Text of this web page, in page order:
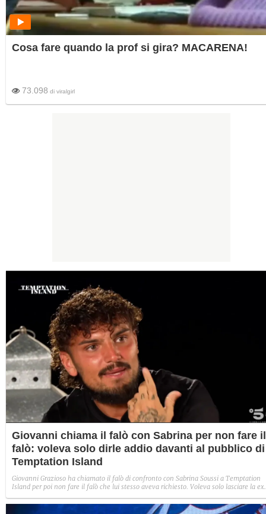
Cosa fare quando la prof si gira? MACARENA!
73.098 di viralgirl
Giovanni chiama il falò con Sabrina per non fare il
falò: voleva solo dirle addio davanti al pubblico di
Temptation Island
Giovanni Grazioso ha chiamato il falò di confronto con Sabrina Soussi a Temptation
Island per poi non fare il falò che lui stesso aveva richiesto. Voleva solo lasciare la ex